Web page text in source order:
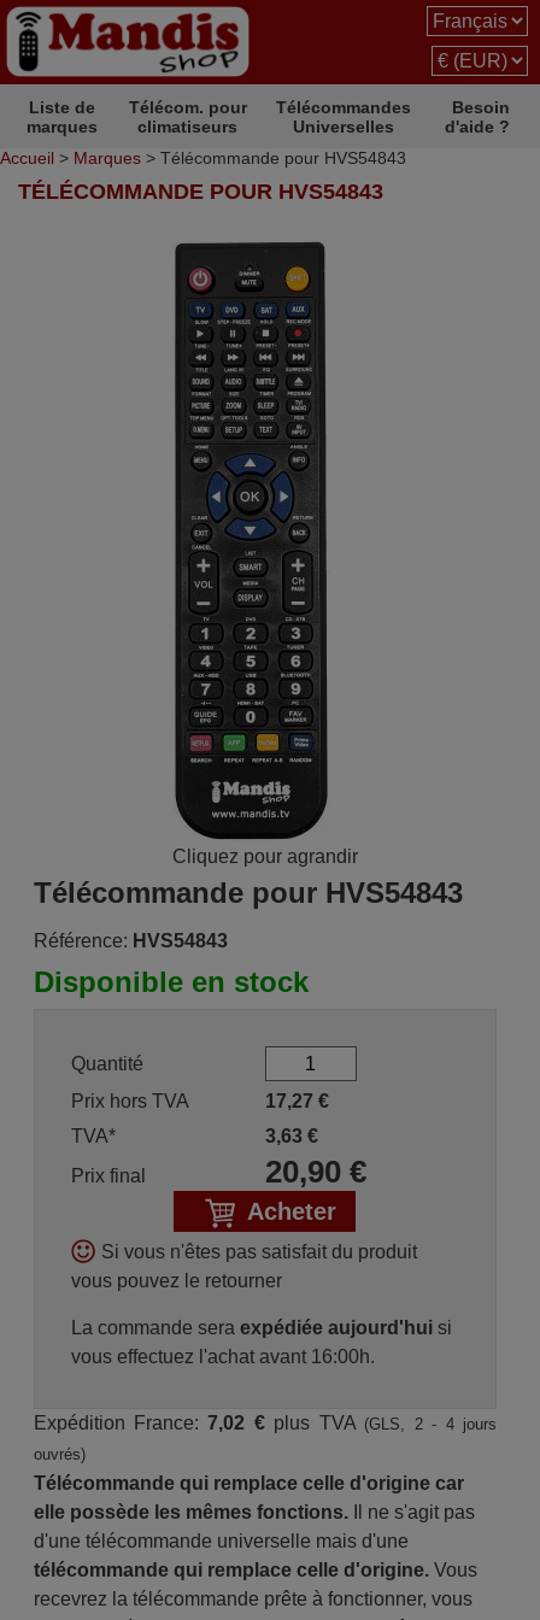
Liste de
marques
Télécom. pour
climatiseurs
Télécommandes
Universelles
Besoin
d'aide ?
Accueil > Marques > Télécommande pour HVS54843
TÉLÉCOMMANDE POUR HVS54843
Cliquez pour agrandir
Télécommande pour HVS54843
Référence: HVS54843
Disponible en stock
Quantité
Prix hors TVA
17,27 €
TVA*
3,63€
Prix final
20,90€
Acheter
Si vous n'êtes pas satisfait du produit
vous pouvez le retourner
La commande sera expédiée aujourd'huisi
vous effectuez l'achat avant 16:00h.
Expédition France:7,02 €plus TVA (GLS, 2 - 4 jours
ouvrés)
Télécommande qui remplace celle d'origine car
elle possède les mêmes fonctions.Il ne s'agit pas
d'une télécommande universelle mais d'une
télécommande qui remplace celle d'origine.Vous
recevrez la télécommande prête à fonctionner, vous